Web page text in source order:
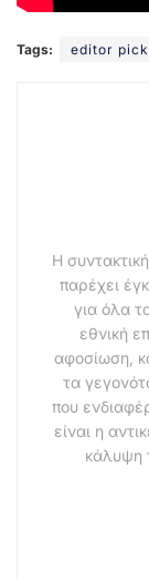
Tags: editor pick
Η
παρέχει
για όλα
εθνική
αφοσίωση,
τα
που
είναι η
κάλυψη